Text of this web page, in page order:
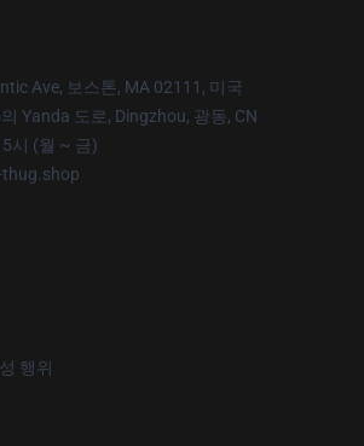
Ave, 보스톤, MA 02111, 미국
Yanda 도로, Dingzhou, 광동, CN
시 (월 ~ 금)
thug.shop
행위